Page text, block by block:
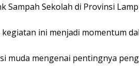
Sampah Sekolah di Provinsi
ini menjadi momentum
muda mengenai pentingnya